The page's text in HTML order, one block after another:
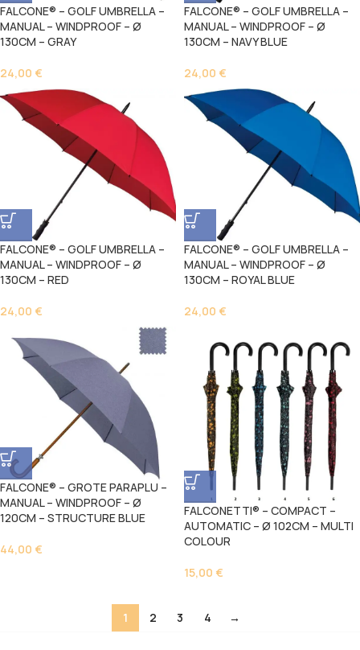
FALCONE® – GOLF UMBRELLA –
MANUAL – WINDPROOF – Ø
130CM – GRAY
24,00 €
FALCONE® – GOLF UMBRELLA –
MANUAL – WINDPROOF – Ø
130CM – NAVY BLUE
24,00 €
FALCONE® – GOLF UMBRELLA –
MANUAL – WINDPROOF – Ø
130CM – RED
24,00 €
FALCONE® – GOLF UMBRELLA –
MANUAL – WINDPROOF – Ø
130CM – ROYAL BLUE
24,00 €
FALCONE® – GROTE PARAPLU –
MANUAL – WINDPROOF – Ø
120CM – STRUCTURE BLUE
44,00 €
FALCONETTI® – COMPACT –
AUTOMATIC – Ø 102CM – MULTI
COLOUR
15,00 €
1 2 3 4 →